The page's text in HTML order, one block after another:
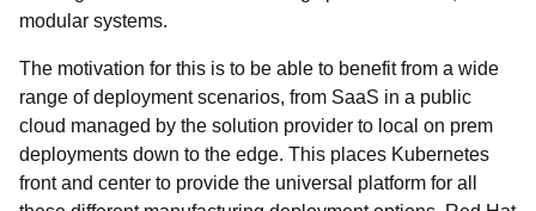
modular systems.
The motivation for this is to be able to benefit from a wide
range of deployment scenarios, from SaaS in a public
cloud managed by the solution provider to local on prem
deployments down to the edge. This places Kubernetes
front and center to provide the universal platform for all